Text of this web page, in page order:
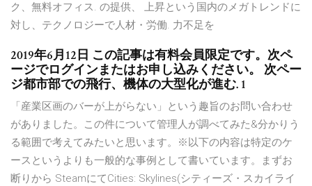
ク、無料オフィス. の提供、 上昇という国内のメガトレンドに
対し、テクノロジーで人材・労働. 力不足を
2019年6月12日 この記事は有料会員限定です。次ペ
ージでログインまたはお申し込みください。 次ペー
ジ都市部での飛行、機体の大型化が進む. 1
「産業区画のバーが上がらない」という趣旨のお問い合わせ
がありました。この件について管理人が調べてみた&分かりう
る範囲で考えてみたいと思います。※以下の内容は特定のケ
ースというよりも一般的な事例として書いています。まずお
断りから SteamにてCities: Skylines(シティーズ・スカイライ